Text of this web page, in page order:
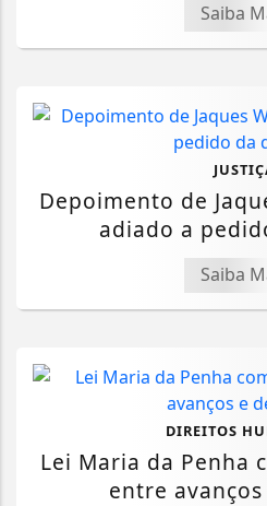
Saiba
Depoimento de
adiado a
Saiba
DIREITOS
Lei Maria da Penha
entre